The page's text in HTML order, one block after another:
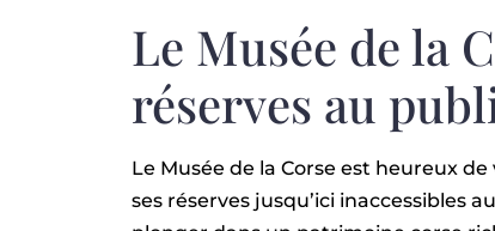
Le Musée de la
réserves au
Le Musée de la Corse est heureux
ses réserves jusqu’ici inaccessibles